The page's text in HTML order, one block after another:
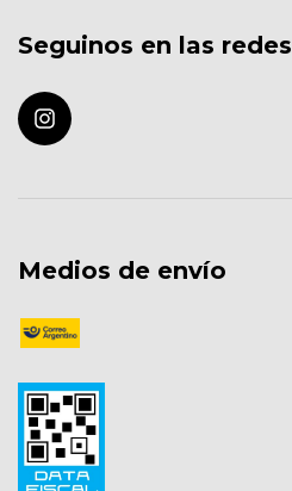
Seguinos en las redes
Medios de envío